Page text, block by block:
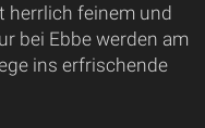
herrlich feinem und
bei Ebbe werden am
ins erfrischende